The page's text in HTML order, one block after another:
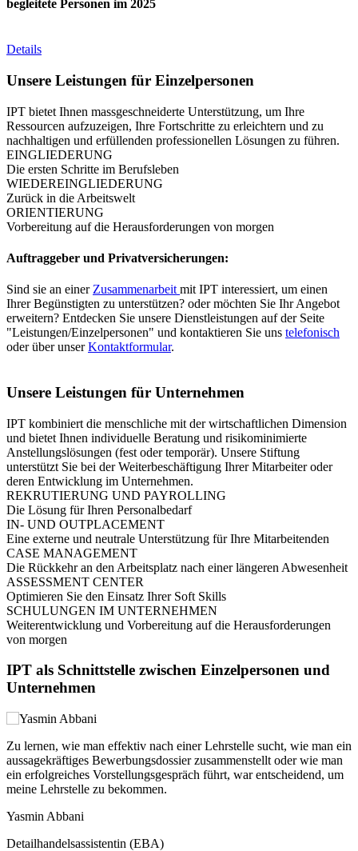
begleitete Personen im 2025
Details
Unsere Leistungen für Einzelpersonen
IPT bietet Ihnen massgeschneiderte Unterstützung, um Ihre
Ressourcen aufzuzeigen, Ihre Fortschritte zu erleichtern und zu
nachhaltigen und erfüllenden professionellen Lösungen zu führen.
EINGLIEDERUNG
Die ersten Schritte im Berufsleben
WIEDEREINGLIEDERUNG
Zurück in die Arbeitswelt
ORIENTIERUNG
Vorbereitung auf die Herausforderungen von morgen
Auftraggeber und Privatversicherungen:
Sind sie an einer Zusammenarbeit mit IPT interessiert, um einen
Ihrer Begünstigten zu unterstützen? oder möchten Sie Ihr Angebot
erweitern? Entdecken Sie unsere Dienstleistungen auf der Seite
"Leistungen/Einzelpersonen" und kontaktieren Sie uns telefonisch
oder über unserKontaktformular.
Unsere Leistungen für Unternehmen
IPT kombiniert die menschliche mit der wirtschaftlichen Dimension
und bietet Ihnen individuelle Beratung und risikominimierte
Anstellungslösungen (fest oder temporär). Unsere Stiftung
unterstützt Sie bei der Weiterbeschäftigung Ihrer Mitarbeiter oder
deren Entwicklung im Unternehmen.
REKRUTIERUNG UND PAYROLLING
Die Lösung für Ihren Personalbedarf
IN- UND OUTPLACEMENT
Eine externe und neutrale Unterstützung für Ihre Mitarbeitenden
CASE MANAGEMENT
Die Rückkehr an den Arbeitsplatz nach einer längeren Abwesenheit
ASSESSMENT CENTER
Optimieren Sie den Einsatz Ihrer Soft Skills
SCHULUNGEN IM UNTERNEHMEN
Weiterentwicklung und Vorbereitung auf die Herausforderungen
von morgen
IPT als Schnittstelle zwischen Einzelpersonen und
Unternehmen
Zu lernen, wie man effektiv nach einer Lehrstelle sucht, wie man ein
aussagekräftiges Bewerbungsdossier zusammenstellt oder wie man
ein erfolgreiches Vorstellungsgespräch führt, war entscheidend, um
meine Lehrstelle zu bekommen.
Yasmin Abbani
Detailhandelsassistentin (EBA)